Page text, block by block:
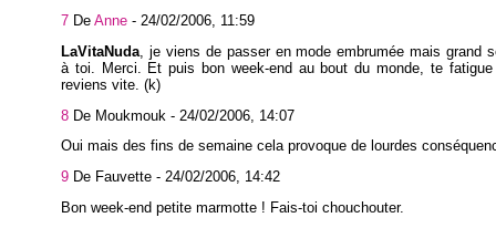
7 De Anne - 24/02/2006, 11:59
LaVitaNuda , je viens de passer en mode embrumée mais grand
à toi. Merci. Et puis bon week-end au bout du monde, te
reviens vite. (k)
8 De Moukmouk - 24/02/2006, 14:07
Oui mais des fins de semaine cela provoque de lourdes
9 De Fauvette - 24/02/2006, 14:42
Bon week-end petite marmotte ! Fais-toi chouchouter.